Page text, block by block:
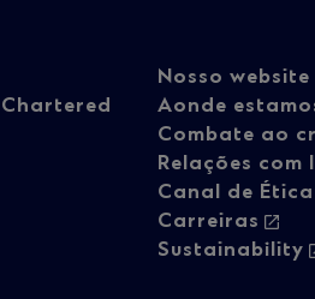
-
Nosso
Aonde
Combate ao
Relações com
Canal de
Carreiras
Sustainability